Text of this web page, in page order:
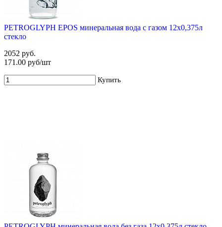
PETROGLYPH EPOS минеральная вода с газом 12х0,375л
стекло
2052 руб.
171.00 руб/шт
Купить